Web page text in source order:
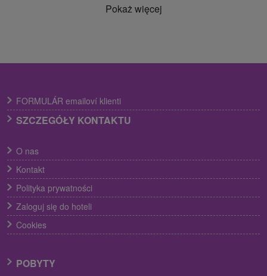
Pokaż więcej
FORMULÁR emailoví klienti
SZCZEGÓŁY KONTAKTU
O nas
Kontakt
Polityka prywatności
Zaloguj się do hoteli
Cookies
POBYTY